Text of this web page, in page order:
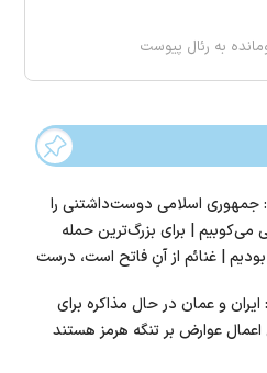
به رئال پیوست
جمهوری اسلامی دوست‌داشتنی را
می‌کوبیم | برای بزرگ‌ترین حمله
بودیم | غنائم از آنِ فاتح است، درست
ایران و عمان در حال مذاکره برای
اعمال عوارض بر تنگه هرمز هستند